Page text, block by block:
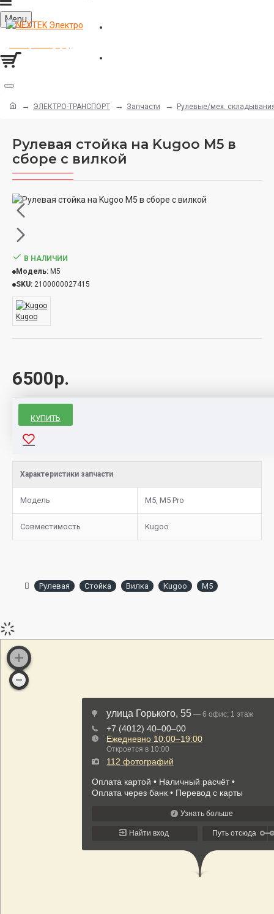
Menu
ЭЛЕКТРО-ТРАНСПОРТ Запчасти Рулевые/мех.
Рулевая стойка на Kugoo M5 в
сборе с вилкой
6500р.
В НАЛИЧИИ
Модель: M5
SKU: 2100000027415
Kugoo
КУПИТЬ
Характеристики запчасти
Модель M5, M5 Pro
Совместимость Kugoo
Рулевая Стойка Вилка Kugoo М5